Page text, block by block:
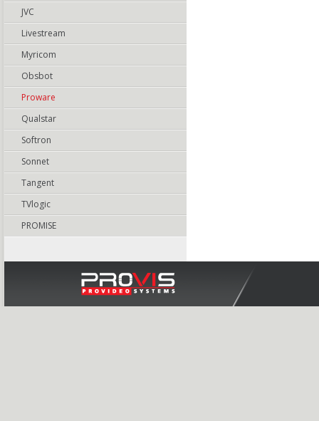
JVC
Livestream
Myricom
Obsbot
Proware
Qualstar
Softron
Sonnet
Tangent
TVlogic
PROMISE